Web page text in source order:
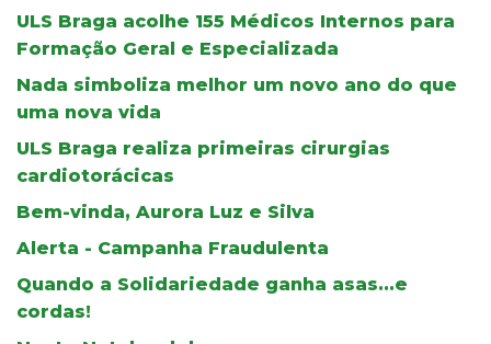
ULS Braga acolhe 155 Médicos Internos para
Formação Geral e Especializada
Nada simboliza melhor um novo ano do que
uma nova vida
ULS Braga realiza primeiras cirurgias
cardiotorácicas
Bem-vinda, Aurora Luz e Silva
Alerta - Campanha Fraudulenta
Quando a Solidariedade ganha asas...e
cordas!